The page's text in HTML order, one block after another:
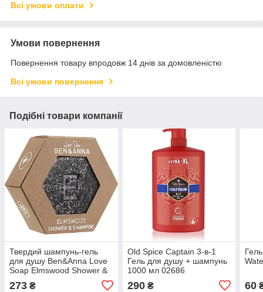
Всі умови оплати
Умови повернення
Повернення товару впродовж 14 днів за домовленістю
Всі умови повернення
Подібні товари компанії
Твердий шампунь-гель
для душу Ben&Anna Love
Soap Elmswood Shower &
Shampoo Gel 60 г 02939
273 ₴
Old Spice Captain 3-в-1
Гель для душу + шампунь
1000 мл 02686
290₴ 60